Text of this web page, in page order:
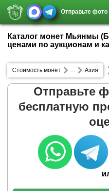
Отправьте фото
Каталог монет Мьянмы
ценами по аукционам и
Стоимость монет Азия
...
Отправьте
бесплатную